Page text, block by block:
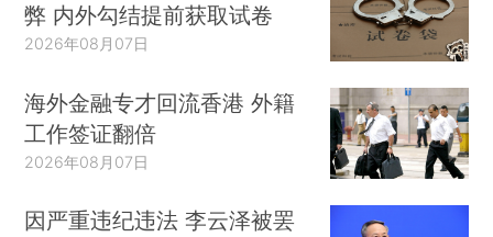
弊 内外勾结提前获取试卷
2026年08月07日
海外金融专才回流香港 外籍
工作签证翻倍
2026年08月07日
因严重违纪违法 李云泽被罢